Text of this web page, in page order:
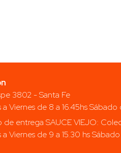
3802 - Santa Fe
a Viernes de 8 a 16.45hs Sábado
de entrega SAUCE VIEJO:
a Viernes de 9 a 15.30 hs